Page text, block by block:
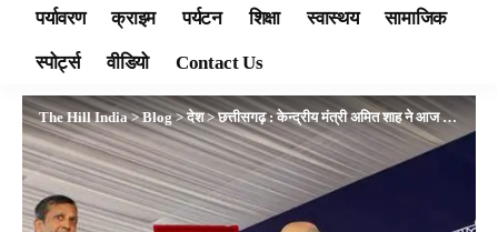
पर्यावरण क्राइम पर्यटन शिक्षा स्वास्थय सामाजिक
स्पोर्ट्स वीडियो Contact Us
The Hill India>Blog>देश>छत्तीसगढ़ : केन्द्रीय मंत्री अमित शाह ने आज नवा रायपुर, में राष्ट्रीय जाँच एजेंसी (NIA) के कार्यालय का उद्घाटन किया